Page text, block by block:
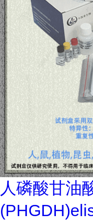
人磷酸甘油